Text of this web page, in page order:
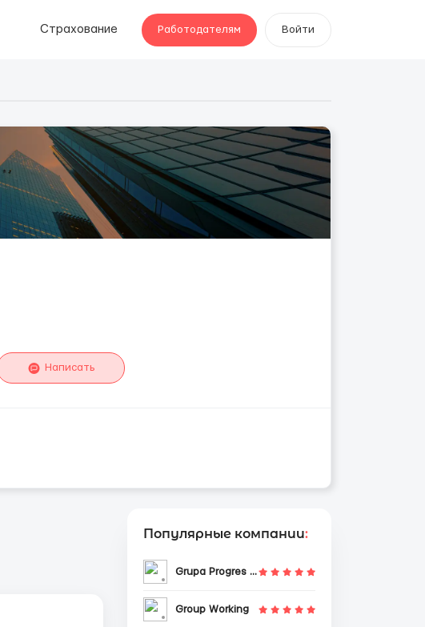
Страхование Работодателям Войти
Написать
Популярные компании:
Grupa Progres Sp. z o.o.
Group Working